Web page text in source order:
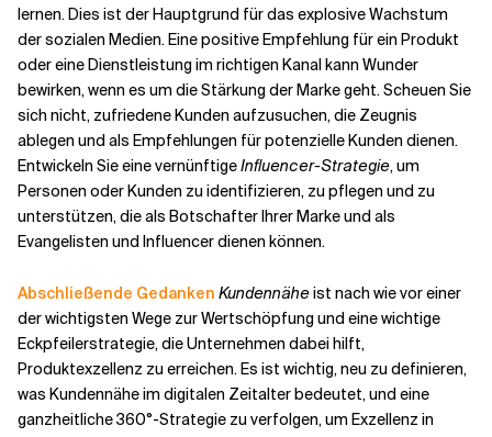
lernen. Dies ist der Hauptgrund für das explosive Wachstum
der sozialen Medien. Eine positive Empfehlung für ein Produkt
oder eine Dienstleistung im richtigen Kanal kann Wunder
bewirken, wenn es um die Stärkung der Marke geht. Scheuen Sie
sich nicht, zufriedene Kunden aufzusuchen, die Zeugnis
ablegen und als Empfehlungen für potenzielle Kunden dienen.
Entwickeln Sie eine vernünftigeInfluencer-Strategie, um
Personen oder Kunden zu identifizieren, zu pflegen und zu
unterstützen, die als Botschafter Ihrer Marke und als
Evangelisten und Influencer dienen können.
Abschließende Gedanken Kundennäheist nach wie vor einer
der wichtigsten Wege zur Wertschöpfung und eine wichtige
Eckpfeilerstrategie, die Unternehmen dabei hilft,
Produktexzellenz zu erreichen. Es ist wichtig, neu zu definieren,
was Kundennähe im digitalen Zeitalter bedeutet, und eine
ganzheitliche 360°-Strategie zu verfolgen, um Exzellenz in